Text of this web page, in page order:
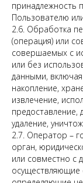
принадлежность
Пользователю
2.6. Обработка
(операция) или
совершаемых с
или без
данными,
накопление,
извлечение,
предоставление,
удаление,
2.7. Оператор –
орган,
или совместно с
осуществляющие